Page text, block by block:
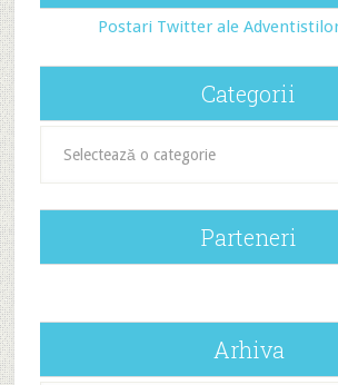
Postari Twitter ale
Categorii
Parteneri
Arhiva